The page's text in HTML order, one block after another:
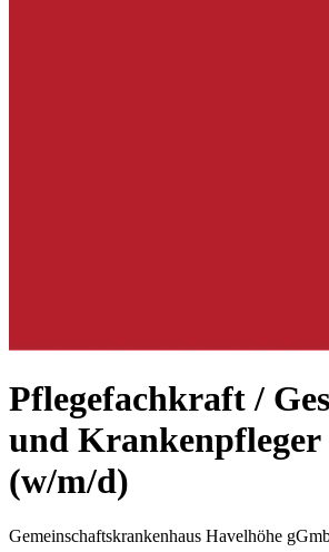
Pflegefachkraft /
und Krankenpfleger
(w/m/d)
Gemeinschaftskrankenhaus Havelhöhe